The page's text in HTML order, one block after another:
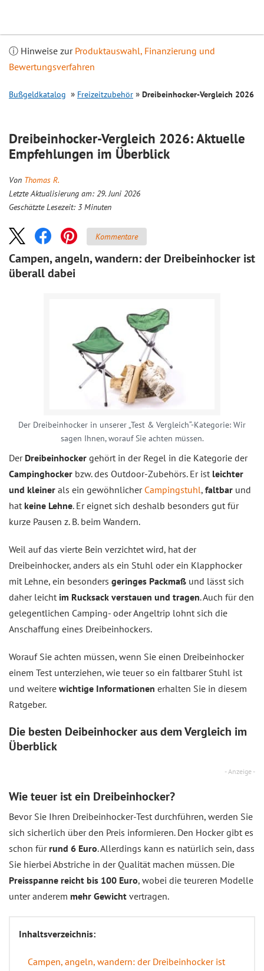
ⓘ Hinweise zur Produktauswahl, Finanzierung und
Bewertungsverfahren
Bußgeldkatalog Freizeitzubehör Dreibeinhocker-Vergleich 2026
Dreibeinhocker-Vergleich 2026: Aktuelle
Empfehlungen im Überblick
Von Thomas R.
Letzte Aktualisierung am: 29. Juni 2026
Geschätzte Lesezeit: 3 Minuten
Kommentare
Campen, angeln, wandern: der Dreibeinhocker ist
überall dabei
Der Dreibeinhocker in unserer „Test & Vergleich“-Kategorie: Wir
sagen Ihnen, worauf Sie achten müssen.
Der Dreibeinhocker gehört in der Regel in die Kategorie der
Campinghocker bzw. des Outdoor-Zubehörs. Er ist leichter
und kleiner als ein gewöhnlicher Campingstuhl, faltbar und
hat keine Lehne. Er eignet sich deshalb besonders gut für
kurze Pausen z. B. beim Wandern.
Weil auf das vierte Bein verzichtet wird, hat der
Dreibeinhocker, anders als ein Stuhl oder ein Klapphocker
mit Lehne, ein besonders geringes Packmaß und lässt sich
daher leicht im Rucksack verstauen und tragen. Auch für den
gelegentlichen Camping- oder Angeltrip lohnt sich die
Anschaffung eines Dreibeinhockers.
Worauf Sie achten müssen, wenn Sie einen Dreibeinhocker
einem Test unterziehen, wie teuer so ein faltbarer Stuhl ist
und weitere wichtige Informationen erhalten Sie in diesem
Ratgeber.
Die besten Deibeinhocker aus demVergleich im
Überblick
- Anzeige -
Wie teuer ist ein Dreibeinhocker?
Bevor Sie Ihren Dreibeinhocker-Test durchführen, werden Sie
sich sicherlich über den Preis informieren. Den Hocker gibt es
schon für rund 6 Euro. Allerdings kann es natürlich sein, dass
Sie hierbei Abstriche in der Qualität machen müssen. Die
Preisspanne reicht bis 100 Euro, wobei die teureren Modelle
unter anderem mehr Gewicht vertragen.
Inhaltsverzeichnis:
Campen, angeln, wandern: der Dreibeinhocker ist